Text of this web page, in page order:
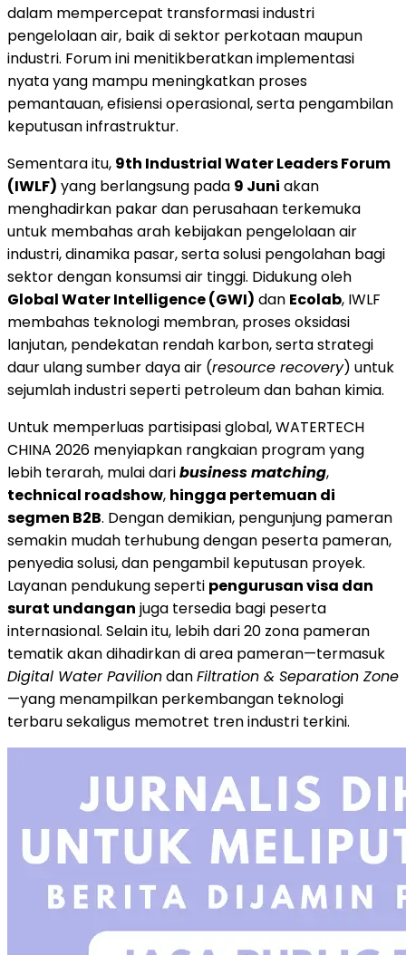
dalam mempercepat transformasi industri
pengelolaan air, baik di sektor perkotaan maupun
industri. Forum ini menitikberatkan implementasi
nyata yang mampu meningkatkan proses
pemantauan, efisiensi operasional, serta pengambilan
keputusan infrastruktur.
Sementara itu, 9th Industrial Water Leaders Forum
(IWLF) yang berlangsung pada 9 Juni akan
menghadirkan pakar dan perusahaan terkemuka
untuk membahas arah kebijakan pengelolaan air
industri, dinamika pasar, serta solusi pengolahan bagi
sektor dengan konsumsi air tinggi. Didukung oleh
Global Water Intelligence (GWI) dan Ecolab, IWLF
membahas teknologi membran, proses oksidasi
lanjutan, pendekatan rendah karbon, serta strategi
daur ulang sumber daya air (resource recovery) untuk
sejumlah industri seperti petroleum dan bahan kimia.
Untuk memperluas partisipasi global, WATERTECH
CHINA 2026 menyiapkan rangkaian program yang
lebih terarah, mulai daribusiness matching,
technical roadshow, hingga pertemuan di
segmen B2B. Dengan demikian, pengunjung pameran
semakin mudah terhubung dengan peserta pameran,
penyedia solusi, dan pengambil keputusan proyek.
Layanan pendukung seperti pengurusan visa dan
surat undangan juga tersedia bagi peserta
internasional. Selain itu, lebih dari 20 zona pameran
tematik akan dihadirkan di area pameran—termasuk
Digital Water PaviliondanFiltration & Separation Zone
—yang menampilkan perkembangan teknologi
terbaru sekaligus memotret tren industri terkini.